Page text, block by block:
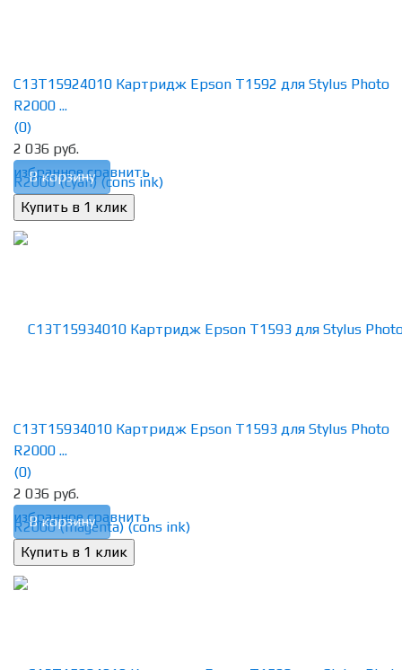
избранное сравнить
C13T15924010 Картридж Epson T1592 для Stylus Photo
R2000 ...
(0)
2 036 руб.
В корзину
избранное сравнить
C13T15934010 Картридж Epson T1593 для Stylus Photo
R2000 ...
(0)
2 036 руб.
В корзину